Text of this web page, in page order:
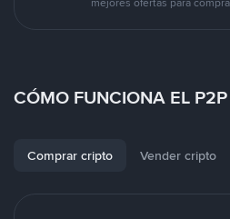
CÓMO FUNCIONA EL P2P
Comprar cripto Vender cripto